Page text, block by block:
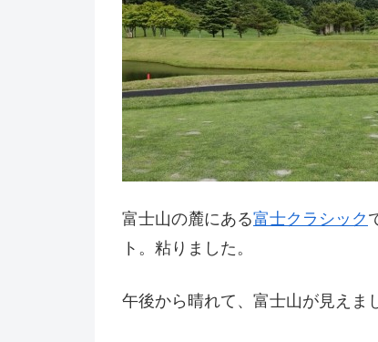
富士山の麓にある富士クラシック
ト。粘りました。
午後から晴れて、富士山が見えま